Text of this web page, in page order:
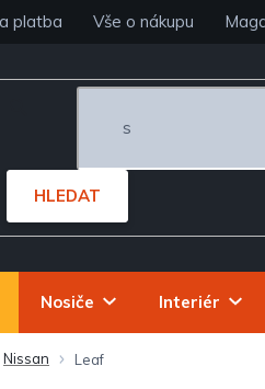
platba Vše o nákupu
HLEDAT
Nosiče Interiér
Nissan Leaf